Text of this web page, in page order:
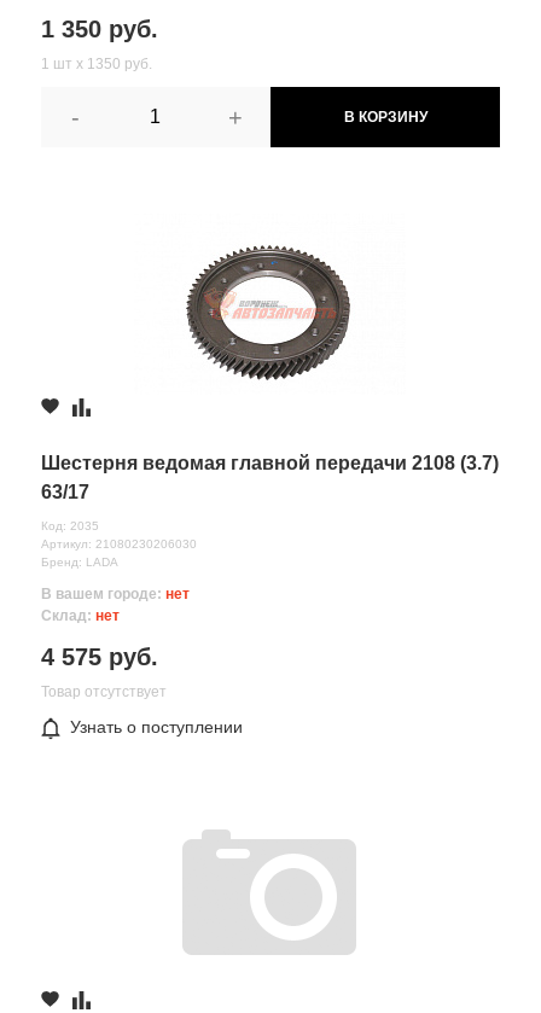
1 350 руб.
1 шт х 1350 руб.
- + В КОРЗИНУ
Шестерня ведомая главной передачи 2108 (3.7)
63/17
Код: 2035
Артикул: 21080230206030
Бренд: LADA
В вашем городе: нет
Склад: нет
4 575 руб.
Товар отсутствует
Узнать о поступлении